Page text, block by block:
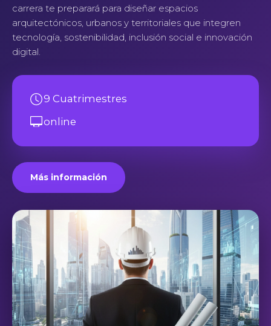
carrera te preparará para diseñar espacios
arquitectónicos, urbanos y territoriales que integren
tecnología, sostenibilidad, inclusión social e innovación
digital.
9 Cuatrimestres
online
Más información